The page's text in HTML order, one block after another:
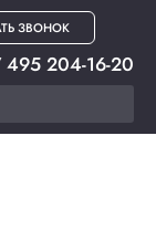
ЗВОНОК
495 204-16-20